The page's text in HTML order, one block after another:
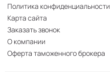
Политика конфиденциальности
Карта сайта
Заказать звонок
О компании
Оферта таможенного брокера